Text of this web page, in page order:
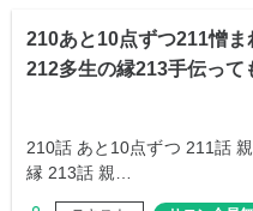
210あと10点ずつ211憎ま
212多生の縁213手伝って
210話 あと10点ずつ 211話
縁 213話 親…